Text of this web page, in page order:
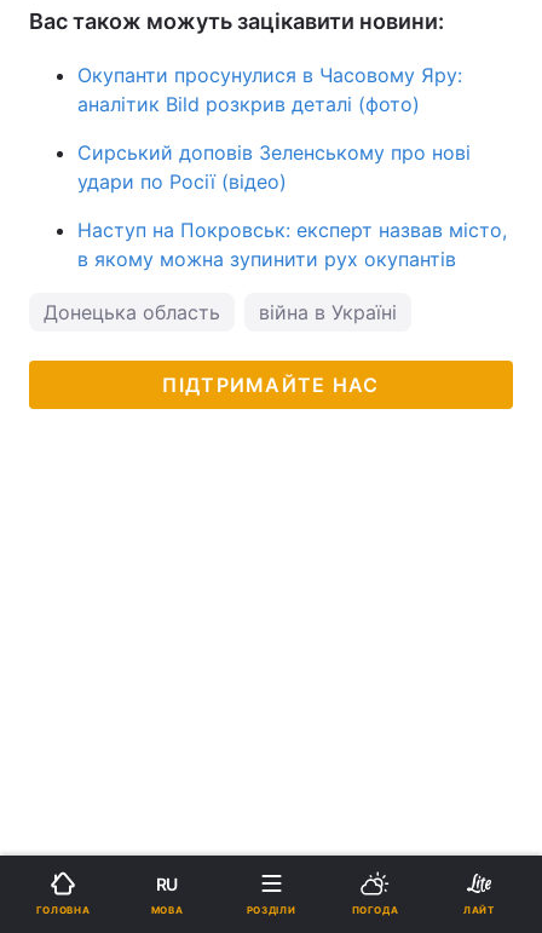
Вас також можуть зацікавити новини:
Окупанти просунулися в Часовому Яру:
аналітик Bild розкрив деталі (фото)
Сирський доповів Зеленському про нові
удари по Росії (відео)
Наступ на Покровськ: експерт назвав місто,
в якому можна зупинити рух окупантів
Донецька область війна в Україні
ПІДТРИМАЙТЕ НАС
ГОЛОВНА
RU
МОВА РОЗДІЛИ ПОГОДА ЛАЙТ